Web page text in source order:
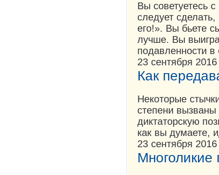
Вы советуетесь
следует
его!». Вы бьете
лучше. Вы
подавленности
23 сентября 2016
Как
Некоторые
степени вызваны
диктаторскую
как вы думаете,
23 сентября 2016
Многоликие